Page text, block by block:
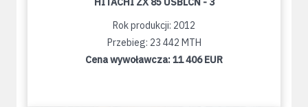
Rok produkcji: 2012
Przebieg: 23 442 MTH
Cena wywoławcza:11 406 EUR